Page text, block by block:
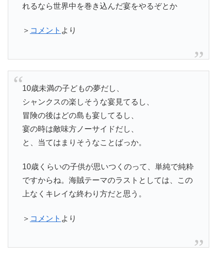
れるなら世界中を巻き込んだ宴をやるぞとか
＞ コメント より
10歳未満の子どもの夢だし、
シャンクスの楽しそうな宴見てるし、
冒険の後はどの島も宴してるし、
宴の時は敵味方ノーサイドだし、
と、当てはまりそうなことばっか。
10歳くらいの子供が思いつくのって、単純で純粋
ですからね。海賊テーマのラストとしては、この
上なくキレイな終わり方だと思う。
＞ コメント より